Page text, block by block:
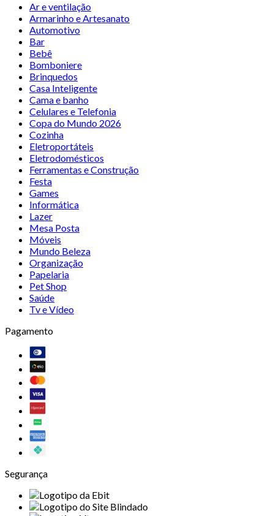
Ar e ventilação
Armarinho e Artesanato
Automotivo
Bar
Bebê
Bomboniere
Brinquedos
Casa Inteligente
Cama e banho
Celulares e Telefonia
Copa do Mundo 2026
Cozinha
Eletroportáteis
Eletrodomésticos
Ferramentas e Construção
Festa
Games
Informática
Lazer
Mesa Posta
Móveis
Mundo Beleza
Organização
Papelaria
Pet Shop
Saúde
Tv e Vídeo
Pagamento
Segurança